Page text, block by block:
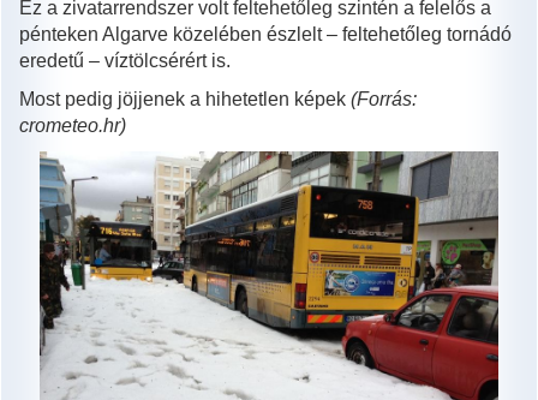
Ez a zivatarrendszer volt feltehetőleg szintén a felelős a
pénteken Algarve közelében észlelt – feltehetőleg tornádó
eredetű – víztölcsérért is.
Most pedig jöjjenek a hihetetlen képek (Forrás:
crometeo.hr)